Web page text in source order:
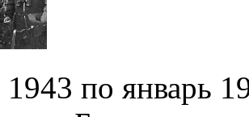
по январь